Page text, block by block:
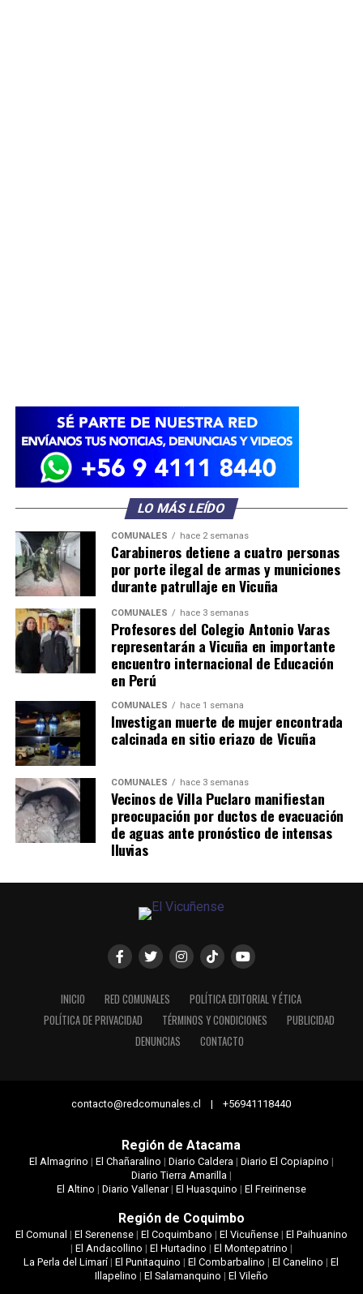
LO MÁS LEÍDO
COMUNALES hace 2 semanas
Carabineros detiene a cuatro personas
por porte ilegal de armas y municiones
durante patrullaje en Vicuña
COMUNALES hace 3 semanas
Profesores del Colegio Antonio Varas
representarán a Vicuña en importante
encuentro internacional de Educación
en Perú
COMUNALES hace 1 semana
Investigan muerte de mujer encontrada
calcinada en sitio eriazo de Vicuña
COMUNALES hace 3 semanas
Vecinos de Villa Puclaro manifiestan
preocupación por ductos de evacuación
de aguas ante pronóstico de intensas
lluvias
INICIO RED COMUNALES
POLÍTICA EDITORIAL Y ÉTICA
POLÍTICA DE PRIVACIDAD
TÉRMINOS Y CONDICIONES
PUBLICIDAD
DENUNCIAS
CONTACTO
contacto@redcomunales.cl | +56941118440
Región de Atacama
El Almagrino | El Chañaralino | Diario Caldera | Diario El Copiapino |
Diario Tierra Amarilla |
El Altino | Diario Vallenar| El Huasquino | El Freirinense
Región de Coquimbo
El Comunal | El Serenense| El Coquimbano | El Vicuñense| El Paihuanino
| El Andacollino | El Hurtadino | El Montepatrino |
La Perla del Limarí|El Punitaquino |El Combarbalino |El Canelino |El
Illapelino | El Salamanquino | El Vileño